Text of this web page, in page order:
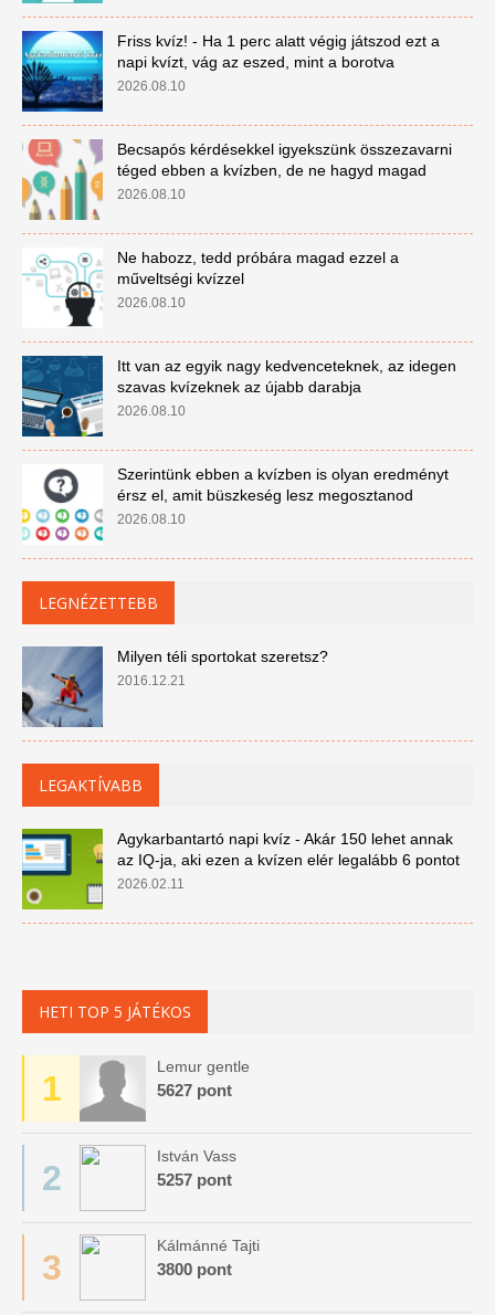
Friss kvíz! - Ha 1 perc alatt végig játszod ezt a
napi kvízt, vág az eszed, mint a borotva
2026.08.10
Becsapós kérdésekkel igyekszünk összezavarni
téged ebben a kvízben, de ne hagyd magad
2026.08.10
Ne habozz, tedd próbára magad ezzel a
műveltségi kvízzel
2026.08.10
Itt van az egyik nagy kedvenceteknek, az idegen
szavas kvízeknek az újabb darabja
2026.08.10
Szerintünk ebben a kvízben is olyan eredményt
érsz el, amit büszkeség lesz megosztanod
2026.08.10
LEGNÉZETTEBB
Milyen téli sportokat szeretsz?
2016.12.21
LEGAKTÍVABB
Agykarbantartó napi kvíz - Akár 150 lehet annak
az IQ-ja, aki ezen a kvízen elér legalább 6 pontot
2026.02.11
HETI TOP 5 JÁTÉKOS
1
Lemur gentle
5627 pont
2
István Vass
5257 pont
3
Kálmánné Tajti
3800 pont